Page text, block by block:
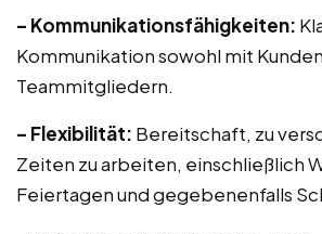
– Kommunikationsfähigkeiten:
Kommunikation sowohl mit
Teammitgliedern.
– Flexibilität: Bereitschaft, zu
Zeiten zu arbeiten, einschließlich
Feiertagen und gegebenenfalls